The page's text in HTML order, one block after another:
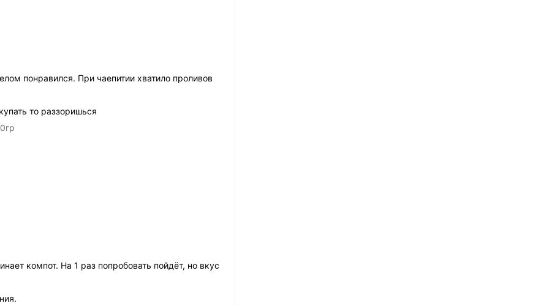
понравился. При чаепитии хватило проливов
то раззоришься
компот. На 1 раз попробовать пойдёт, но вкус